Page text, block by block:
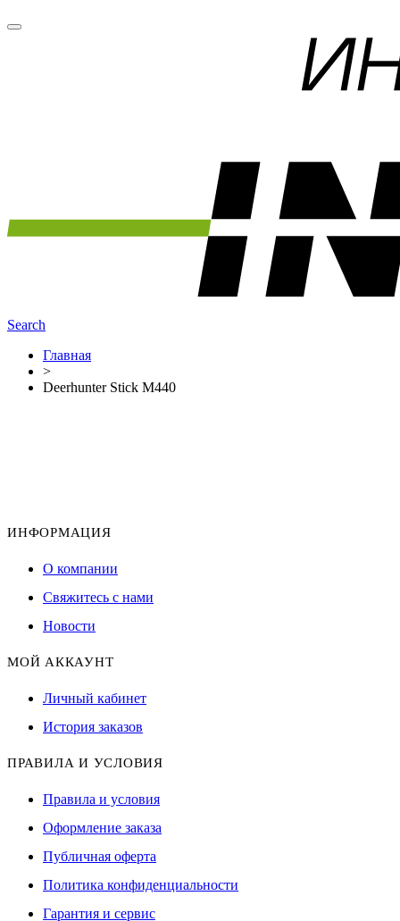
Search
Главная
>
Deerhunter Stick M440
ИНФОРМАЦИЯ
О компании
Свяжитесь с нами
Новости
МОЙ АККАУНТ
Личный кабинет
История заказов
ПРАВИЛА И УСЛОВИЯ
Правила и условия
Оформление заказа
Публичная оферта
Политика конфиденциальности
Гарантия и сервис